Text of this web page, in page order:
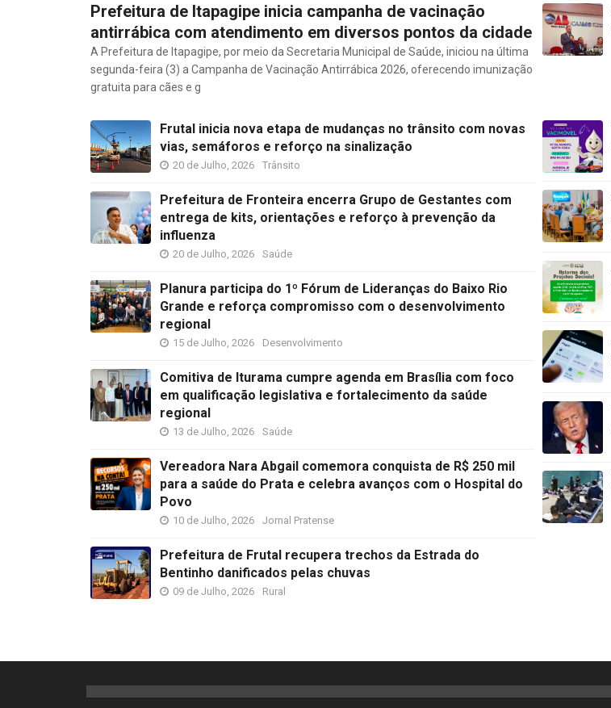
Prefeitura de Itapagipe inicia campanha de vacinação
antirrábica com atendimento em diversos pontos da cidade
A Prefeitura de Itapagipe, por meio da Secretaria Municipal de Saúde, iniciou na última
segunda-feira (3) a Campanha de Vacinação Antirrábica 2026, oferecendo imunização
gratuita para cães e g
Frutal inicia nova etapa de mudanças no trânsito com novas
vias, semáforos e reforço na sinalização
20 de Julho, 2026 Trânsito
Prefeitura de Fronteira encerra Grupo de Gestantes com
entrega de kits, orientações e reforço à prevenção da
influenza
20 de Julho, 2026 Saúde
Planura participa do 1º Fórum de Lideranças do Baixo Rio
Grande e reforça compromisso com o desenvolvimento
regional
15 de Julho, 2026 Desenvolvimento
Comitiva de Iturama cumpre agenda em Brasília com foco
em qualificação legislativa e fortalecimento da saúde
regional
13 de Julho, 2026 Saúde
Vereadora Nara Abgail comemora conquista de R$ 250 mil
para a saúde do Prata e celebra avanços com o Hospital do
Povo
10 de Julho, 2026 Jornal Pratense
Prefeitura de Frutal recupera trechos da Estrada do
Bentinho danificados pelas chuvas
09 de Julho, 2026 Rural